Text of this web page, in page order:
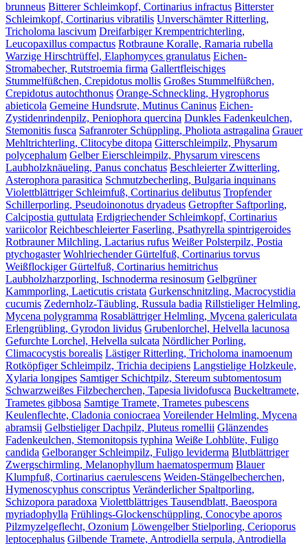
brunneus Bitterer Schleimkopf, Cortinarius infractus Bitterster
Schleimkopf, Cortinarius vibratilis Unverschämter Ritterling,
Tricholoma lascivum Dreifarbiger Krempentrichterling,
Leucopaxillus compactus Rotbraune Koralle, Ramaria rubella
Warzige Hirschtrüffel, Elaphomyces granulatus Eichen-
Stromabecher, Rutstroemia firma Gallertfleischiges
Stummelfüßchen, Crepidotus mollis Großes Stummelfüßchen,
Crepidotus autochthonus Orange-Schneckling, Hygrophorus
abieticola Gemeine Hundsrute, Mutinus Caninus Eichen-
Zystidenrindenpilz, Peniophora quercina Dunkles Fadenkeulchen,
Stemonitis fusca Safranroter Schüppling, Pholiota astragalina Grauer
Mehltrichterling, Clitocybe ditopa Gitterschleimpilz, Physarum
polycephalum Gelber Eierschleimpilz, Physarum virescens
Laubholzknäueling, Panus conchatus Beschleierter Zwitterling,
Asterophora parasitica Schmutzbecherling, Bulgaria inquinans
Violettblättriger Schleimfuß, Cortinarius delibutus Tropfender
Schillerporling, Pseudoinonotus dryadeus Getropfter Saftporling,
Calcipostia guttulata Erdigriechender Schleimkopf, Cortinarius
variicolor Reichbeschleierter Faserling, Psathyrella spintrigeroides
Rotbrauner Milchling, Lactarius rufus Weißer Polsterpilz, Postia
ptychogaster Wohlriechender Gürtelfuß, Cortinarius torvus
Weißflockiger Gürtelfuß, Cortinarius hemitrichus
Laubholzharzporling, Ischnoderma resinosum Gelbgrüner
Kammporling, Laeticutis cristata Gurkenschnitzling, Macrocystidia
cucumis Zedernholz-Täubling, Russula badia Rillstieliger Helmling,
Mycena polygramma Rosablättriger Helmling, Mycena galericulata
Erlengrübling, Gyrodon lividus Grubenlorchel, Helvella lacunosa
Gefurchte Lorchel, Helvella sulcata Nördlicher Porling,
Climacocystis borealis Lästiger Ritterling, Tricholoma inamoenum
Rotköpfiger Schleimpilz, Trichia decipiens Langstielige Holzkeule,
Xylaria longipes Samtiger Schichtpilz, Stereum subtomentosum
Schwarzweißes Filzbecherchen, Tapesia lividofusca Buckeltramete,
Trametes gibbosa Samtige Tramete, Trametes pubescens
Keulenflechte, Cladonia coniocraea Voreilender Helmling, Mycena
abramsii Gelbstieliger Dachpilz, Pluteus romellii Glänzendes
Fadenkeulchen, Stemonitopsis typhina Weiße Lohblüte, Fuligo
candida Gelboranger Schleimpilz, Fuligo leviderma Blutblättriger
Zwergschirmling, Melanophyllum haematospermum Blauer
Klumpfuß, Cortinarius caerulescens Weiden-Stängelbecherchen,
Hymenoscyphus conscriptus Veränderlicher Spaltporling,
Schizopora paradoxa Violettblättriges Tausendblatt, Baeospora
myriadophylla Frühlings-Glockenschüppling, Conocybe aporos
Pilzmyzelgeflecht, Ozonium Löwengelber Stielporling, Cerioporus
leptocephalus Gilbende Tramete, Antrodiella serpula, Antrodiella